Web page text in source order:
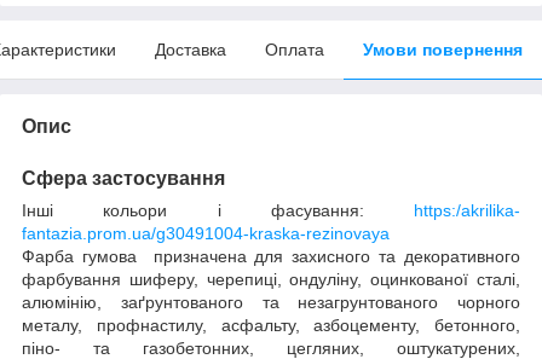
Доставка Оплата Умови повернення
Опис
Сфера застосування
Інші кольори і фасування: https:/akrilika-
fantazia.prom.ua/g30491004-kraska-rezinovaya
Фарба гумова призначена для захисного та декоративного
фарбування шиферу, черепиці, ондуліну, оцинкованої сталі,
алюмінію, заґрунтованого та незагрунтованого чорного
металу, профнастилу, асфальту, азбоцементу, бетонного,
піно- та газобетонних, цегляних, оштукатурених,